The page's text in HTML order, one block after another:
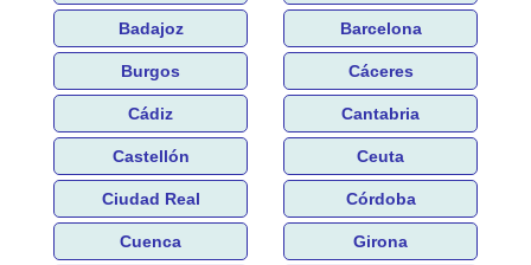
Badajoz Barcelona
Burgos Cáceres
Cádiz Cantabria
Castellón Ceuta
Ciudad Real Córdoba
Cuenca Girona